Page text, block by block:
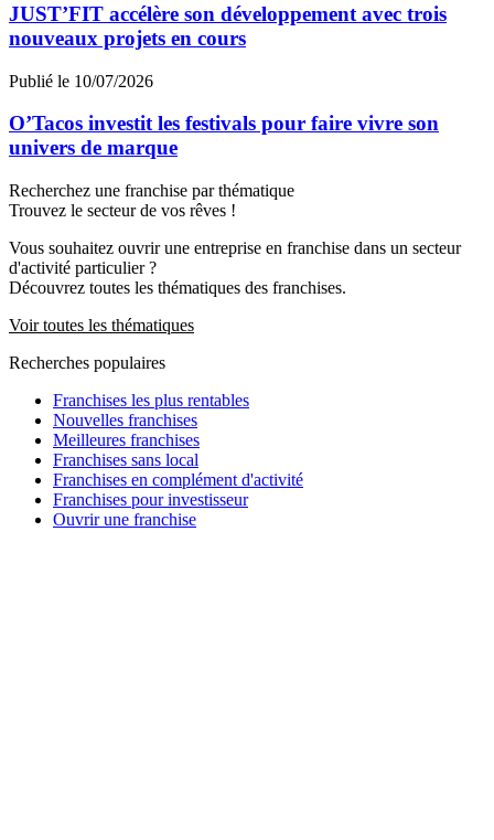
JUST’FIT accélère son développement avec trois
nouveaux projets en cours
Publié le 10/07/2026
O’Tacos investit les festivals pour faire vivre son
univers de marque
Recherchez une franchise par thématique
Trouvez le secteur de vos rêves !
Vous souhaitez ouvrir une entreprise en franchise dans un secteur
d'activité particulier ?
Découvrez toutes les thématiques des franchises.
Voir toutes les thématiques
Recherches populaires
Franchises les plus rentables
Nouvelles franchises
Meilleures franchises
Franchises sans local
Franchises en complément d'activité
Franchises pour investisseur
Ouvrir une franchise